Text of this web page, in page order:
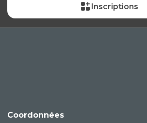
Inscriptions
Coordonnées